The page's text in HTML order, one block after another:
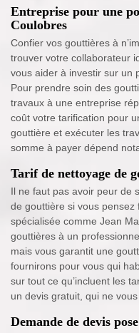
Entreprise pour une
Coulobres
Confier vos gouttières à
trouver votre collaborateur
vous aider à investir sur un
Pour prendre soin des
travaux à une entreprise
coût votre tarification pour
gouttière et exécuter les
somme à payer dépend
Tarif de nettoyage de
Il ne faut pas avoir peur de
de gouttière si vous
spécialisée comme Jean
gouttières à un
mais vous garantit une
fournirons pour vous qui
sur tout ce qu’incluent les
un devis gratuit, qui ne
Demande de devis